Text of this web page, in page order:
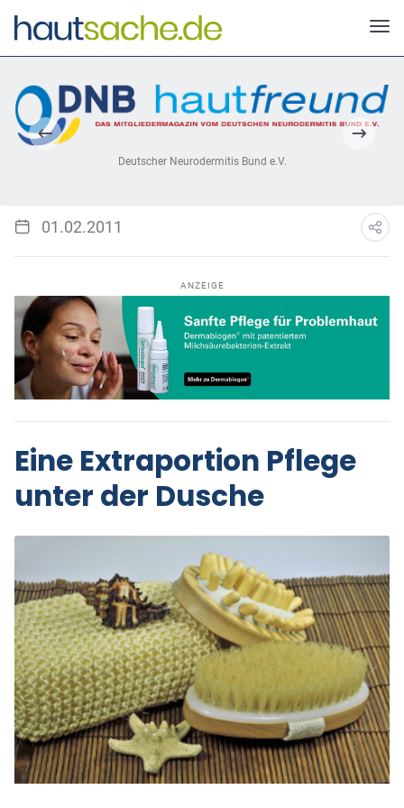
Deutscher Neurodermitis Bund e.V.
01.02.2011
ANZEIGE
Eine Extraportion Pflege
unter der Dusche